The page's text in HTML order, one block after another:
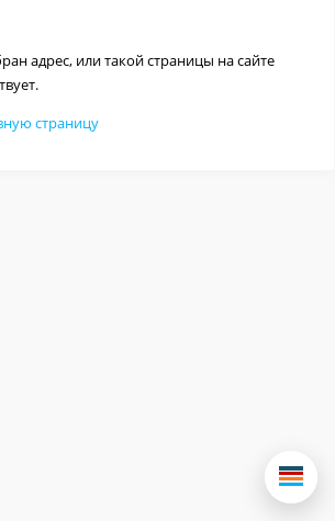
адрес, или такой страницы на сайте
страницу